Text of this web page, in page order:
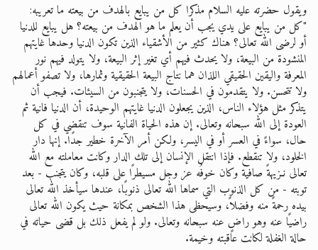
ويقول حضرته عليه السلام مذكرا كل من يبايع بالهدف من بيعته ما تعريبه:
"كل من يبايع على يدي يجب أن يعلم ما هو الهدف من بيعته؟ هل يبايع للدنيا
أو لرضى الله تعالى؟ هناك كثير من الأشقياء الذين تكون الدنيا وحدها غايتهم
المنشودة من البيعة، ولا يحدث فيهم أي تغير إثر البيعة، ولا يتولد فيهم نور
المعرفة واليقين الحقيقي اللذان هما نتاج البيعة الحقيقية وثمارها، ولا تصفو أعمالهم
ولا تتحسن. ولا يتقدمون في الحسنات، ولا يتجنبون من السيئات. فيجب أن
يتذكر مثل هؤلاء الناس، الذين يجعلون الدنيا غايتهم الوحيدة، أن الدنيا فانية ثم
العودة إلى الله سبحانه وتعالى. إن هذه الحياة الفانية سوف تنقضي في كل
حال، سواءً في العسر أو في اليسر، ولكن أمر الآخرة خطير جدًا. إنها دار
الخلود، ولا تنقطع. فإذا انتقل الإنسان إلى تلك الدار وكانت معاملته مع الله
تعالى نـزيهةً صافية وكان خوفُه عز وجل مسيطرًا على قلبه، وكان يتجنب - بعد
توبته - من كل الذنوب التي سماها الله تعالى ذنوبًا، عندها سيأخذ الله تعالى
بيده رحمةً منه وفضلاً، وسيحظى هذا الشخص بمكانة حيث يكون الله تعالى
راضيًا عنه وهو راضٍ عنه سبحانه وتعالى. ولو لم يفعل ذلك بل قضى حياته في
حالة الغفلة لكانت عاقبته وخيمة.